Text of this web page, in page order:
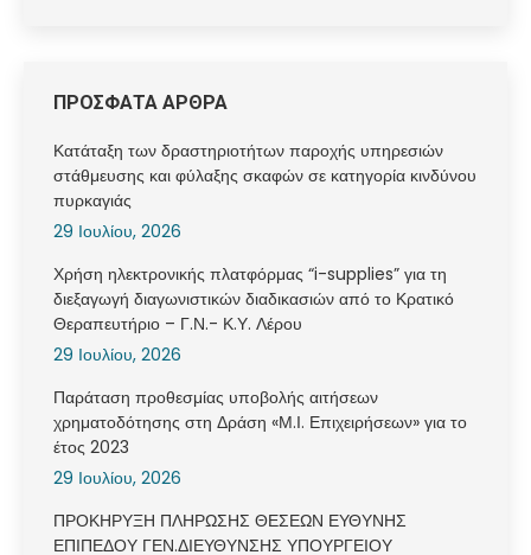
ΠΡΟΣΦΑΤΑ ΑΡΘΡΑ
Κατάταξη των δραστηριοτήτων παροχής υπηρεσιών
στάθμευσης και φύλαξης σκαφών σε κατηγορία κινδύνου
πυρκαγιάς
29 Ιουλίου, 2026
Χρήση ηλεκτρονικής πλατφόρμας “i-supplies” για τη
διεξαγωγή διαγωνιστικών διαδικασιών από το Κρατικό
Θεραπευτήριο – Γ.Ν.- Κ.Υ. Λέρου
29 Ιουλίου, 2026
Παράταση προθεσμίας υποβολής αιτήσεων
χρηματοδότησης στη Δράση «Μ.Ι. Επιχειρήσεων» για το
έτος 2023
29 Ιουλίου, 2026
ΠΡΟΚΗΡΥΞΗ ΠΛΗΡΩΣΗΣ ΘΕΣΕΩΝ ΕΥΘΥΝΗΣ
ΕΠΙΠΕΔΟΥ ΓΕΝ.ΔΙΕΥΘΥΝΣΗΣ ΥΠΟΥΡΓΕΙΟΥ